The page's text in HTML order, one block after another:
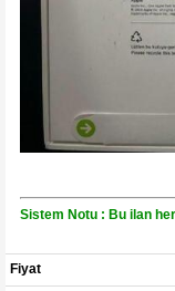
Sistem Notu : Bu ilan
Fiyat